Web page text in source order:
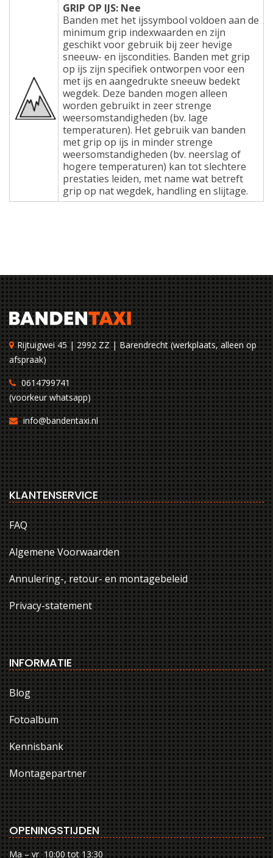
GRIP OP IJS: Nee
Banden met het ijssymbool voldoen aan de
minimum grip indexwaarden en zijn
geschikt voor gebruik bij zeer hevige
sneeuw- en ijscondities. Banden met grip
op ijs zijn specifiek ontworpen voor een
met ijs en aangedrukte sneeuw bedekt
wegdek. Deze banden mogen alleen
worden gebruikt in zeer strenge
weersomstandigheden (bv. lage
temperaturen). Het gebruik van banden
met grip op ijs in minder strenge
weersomstandigheden (bv. neerslag of
hogere temperaturen) kan tot slechtere
prestaties leiden, met name wat betreft
grip op nat wegdek, handling en slijtage.
Rijtuigwei 45 | 2992 ZZ | Barendrecht (werkplaats, alleen op
afspraak)
0614799741
(voorkeur whatsapp)
info@bandentaxi.nl
KLANTENSERVICE
FAQ
Algemene Voorwaarden
Annulering-, retour- en montagebeleid
Privacy-statement
INFORMATIE
Blog
Fotoalbum
Kennisbank
Montagepartner
OPENINGSTIJDEN
Ma – vr 10:00 tot 13:30